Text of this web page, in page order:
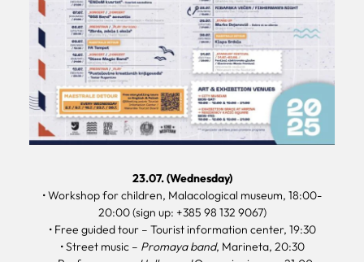
23.07. (Wednesday)
• Workshop for children, Malacological museum, 18:00-
20:00 (sign up: +385 98 132 9067)
• Free guided tour – Tourist information center, 19:30
• Street music – Promaya band, Marineta, 20:30